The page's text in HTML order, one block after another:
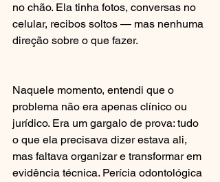
no chão. Ela tinha fotos, conversas no
celular, recibos soltos — mas nenhuma
direção sobre o que fazer.
Naquele momento, entendi que o
problema não era apenas clínico ou
jurídico. Era um gargalo de prova: tudo
o que ela precisava dizer estava ali,
mas faltava organizar e transformar em
evidência técnica. Perícia odontológica